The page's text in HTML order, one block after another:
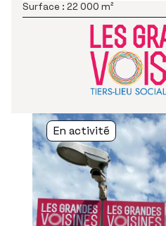
22 000 m²
En activité